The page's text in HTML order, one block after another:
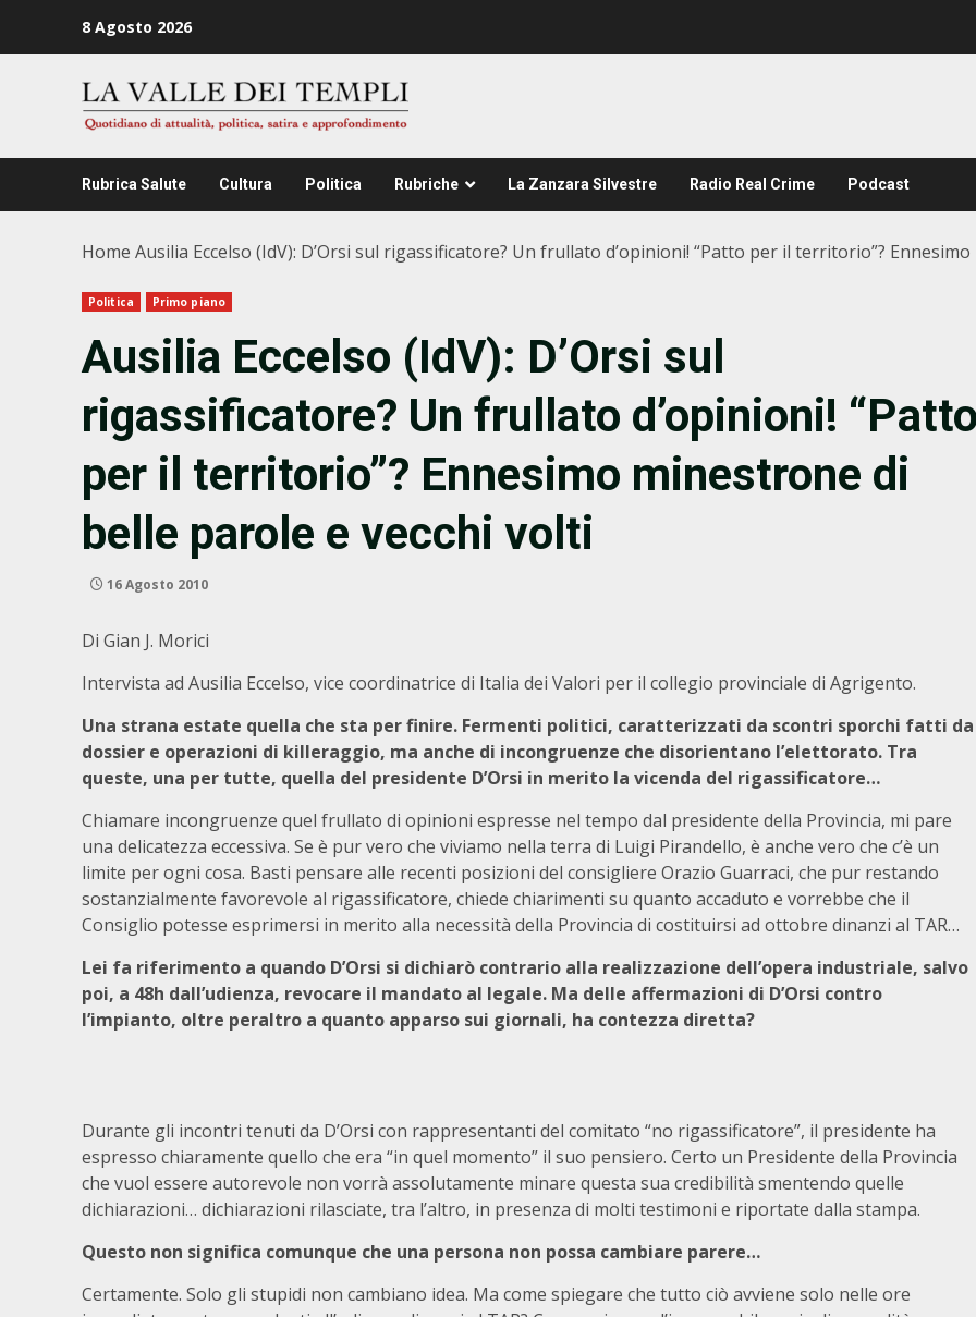
8 Agosto 2026
Rubrica Salute Cultura Politica Rubriche La Zanzara Silvestre Radio Real Crime Podcast
Home Ausilia Eccelso (IdV): D’Orsi sul rigassificatore? Un frullato d’opinioni! “Patto per il territorio”?
Politica Primo piano
Ausilia Eccelso (IdV): D’Orsi sul
rigassificatore? Un frullato d’opinioni!
per il territorio”? Ennesimo minestrone di
belle parole e vecchi volti
16 Agosto 2010
Di Gian J. Morici
Intervista ad Ausilia Eccelso, vice coordinatrice di Italia dei Valori per il collegio provinciale di Agrigento.
Una strana estate quella che sta per finire. Fermenti politici, caratterizzati da scontri sporchi fatti da
dossier e operazioni di killeraggio, ma anche di incongruenze che disorientano l’elettorato. Tra
queste, una per tutte, quella del presidente D’Orsi in merito la vicenda del rigassificatore…
Chiamare incongruenze quel frullato di opinioni espresse nel tempo dal presidente della Provincia, mi pare
una delicatezza eccessiva. Se è pur vero che viviamo nella terra di Luigi Pirandello, è anche vero che c’è un
limite per ogni cosa. Basti pensare alle recenti posizioni del consigliere Orazio Guarraci, che pur restando
sostanzialmente favorevole al rigassificatore, chiede chiarimenti su quanto accaduto e vorrebbe che il
Consiglio potesse esprimersi in merito alla necessità della Provincia di costituirsi ad ottobre dinanzi al TAR…
Lei fa riferimento a quando D’Orsi si dichiarò contrario alla realizzazione dell’opera industriale, salvo
poi, a 48h dall’udienza, revocare il mandato al legale. Ma delle affermazioni di D’Orsi contro
l’impianto, oltre peraltro a quanto apparso sui giornali, ha contezza diretta?
Durante gli incontri tenuti da D’Orsi con rappresentanti del comitato “no rigassificatore”, il presidente ha
espresso chiaramente quello che era “in quel momento” il suo pensiero. Certo un Presidente della Provincia
che vuol essere autorevole non vorrà assolutamente minare questa sua credibilità smentendo quelle
dichiarazioni… dichiarazioni rilasciate, tra l’altro, in presenza di molti testimoni e riportate dalla stampa.
Questo non significa comunque che una persona non possa cambiare parere…
Certamente. Solo gli stupidi non cambiano idea. Ma come spiegare che tutto ciò avviene solo nelle ore